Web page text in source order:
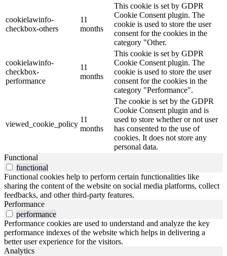
cookielawinfo-
checkbox-others
11
months
This cookie is set by GDPR
Cookie Consent plugin. The
cookie is used to store the user
consent for the cookies in the
category "Other.
cookielawinfo-
checkbox-
performance
11
months
This cookie is set by GDPR
Cookie Consent plugin. The
cookie is used to store the user
consent for the cookies in the
category "Performance".
viewed_cookie_policy
11
months
The cookie is set by the GDPR
Cookie Consent plugin and is
used to store whether or not user
has consented to the use of
cookies. It does not store any
personal data.
Functional
functional
Functional cookies help to perform certain functionalities like
sharing the content of the website on social media platforms, collect
feedbacks, and other third-party features.
Performance
performance
Performance cookies are used to understand and analyze the key
performance indexes of the website which helps in delivering a
better user experience for the visitors.
Analytics